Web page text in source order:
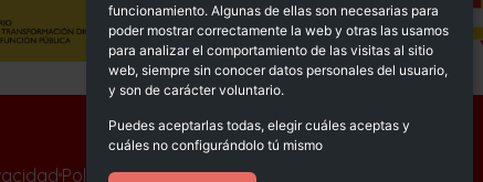
© Sprimsol 2025
Política de calidadDeclaración de accesibilidad
funcionamiento. Algunas de ellas son necesarias para
poder mostrar correctamente la web y otras las usamos
para analizar el comportamiento de las visitas al sitio
web, siempre sin conocer datos personales del usuario,
y son de carácter voluntario.
Puedes aceptarlas todas, elegir cuáles aceptas y
cuáles no configurándolo tú mismo